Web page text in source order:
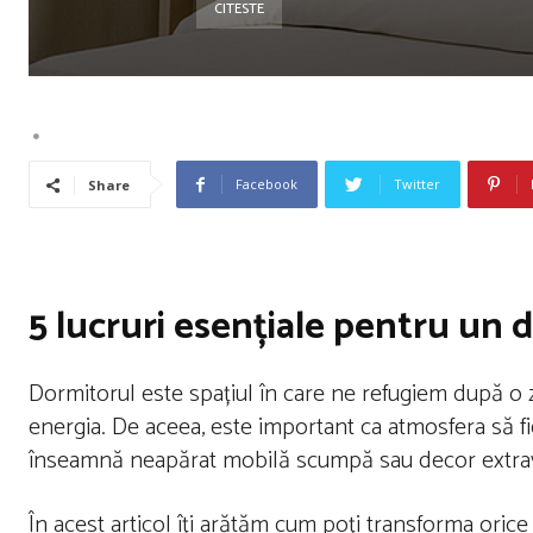
CITESTE
Share Facebook Twitter
5 lucruri esențiale pentru un
Dormitorul este spațiul în care ne refugiem după
energia. De aceea, este important ca atmosfera
înseamnă neapărat mobilă scumpă sau decor